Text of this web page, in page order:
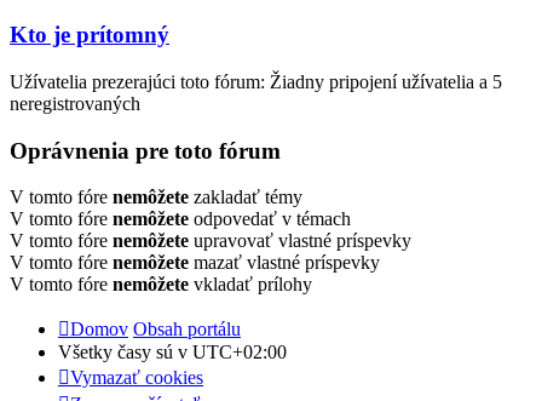
Kto je prítomný
Užívatelia prezerajúci toto fórum: Žiadny pripojení užívatelia a 5
neregistrovaných
Oprávnenia pre toto fórum
V tomto fóre nemôžete zakladať témy
V tomto fóre nemôžete odpovedať v témach
V tomto fóre nemôžete upravovať vlastné príspevky
V tomto fóre nemôžete mazať vlastné príspevky
V tomto fóre nemôžete vkladať prílohy
Domov Obsah portálu
Všetky časy sú v UTC+02:00
Vymazať cookies